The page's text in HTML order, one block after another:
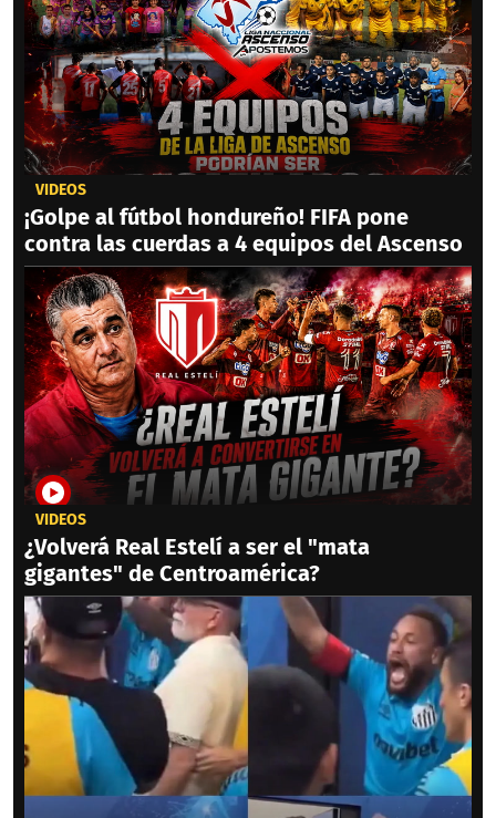
VIDEOS
¡Golpe al fútbol hondureño! FIFA pone
contra las cuerdas a 4 equipos del Ascenso
VIDEOS
¿Volverá Real Estelí a ser el "mata
gigantes" de Centroamérica?